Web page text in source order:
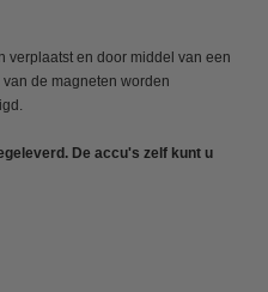
verplaatst en door middel van een
de magneten worden
De accu's zelf kunt u